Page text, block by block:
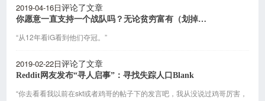
2019-04-16日评论了文章
你愿意一直支持一个战队吗？无论贫穷富有（划掉），无论巅峰低谷
“从12年看iG看到他们夺冠。”
2019-02-22日评论了文章
Reddit网友发布“寻人启事”：寻找失踪人口Blank
“你去看看我以前在skt或者鸡哥的帖子下的发言吧，我从没说过鸡哥厉害，